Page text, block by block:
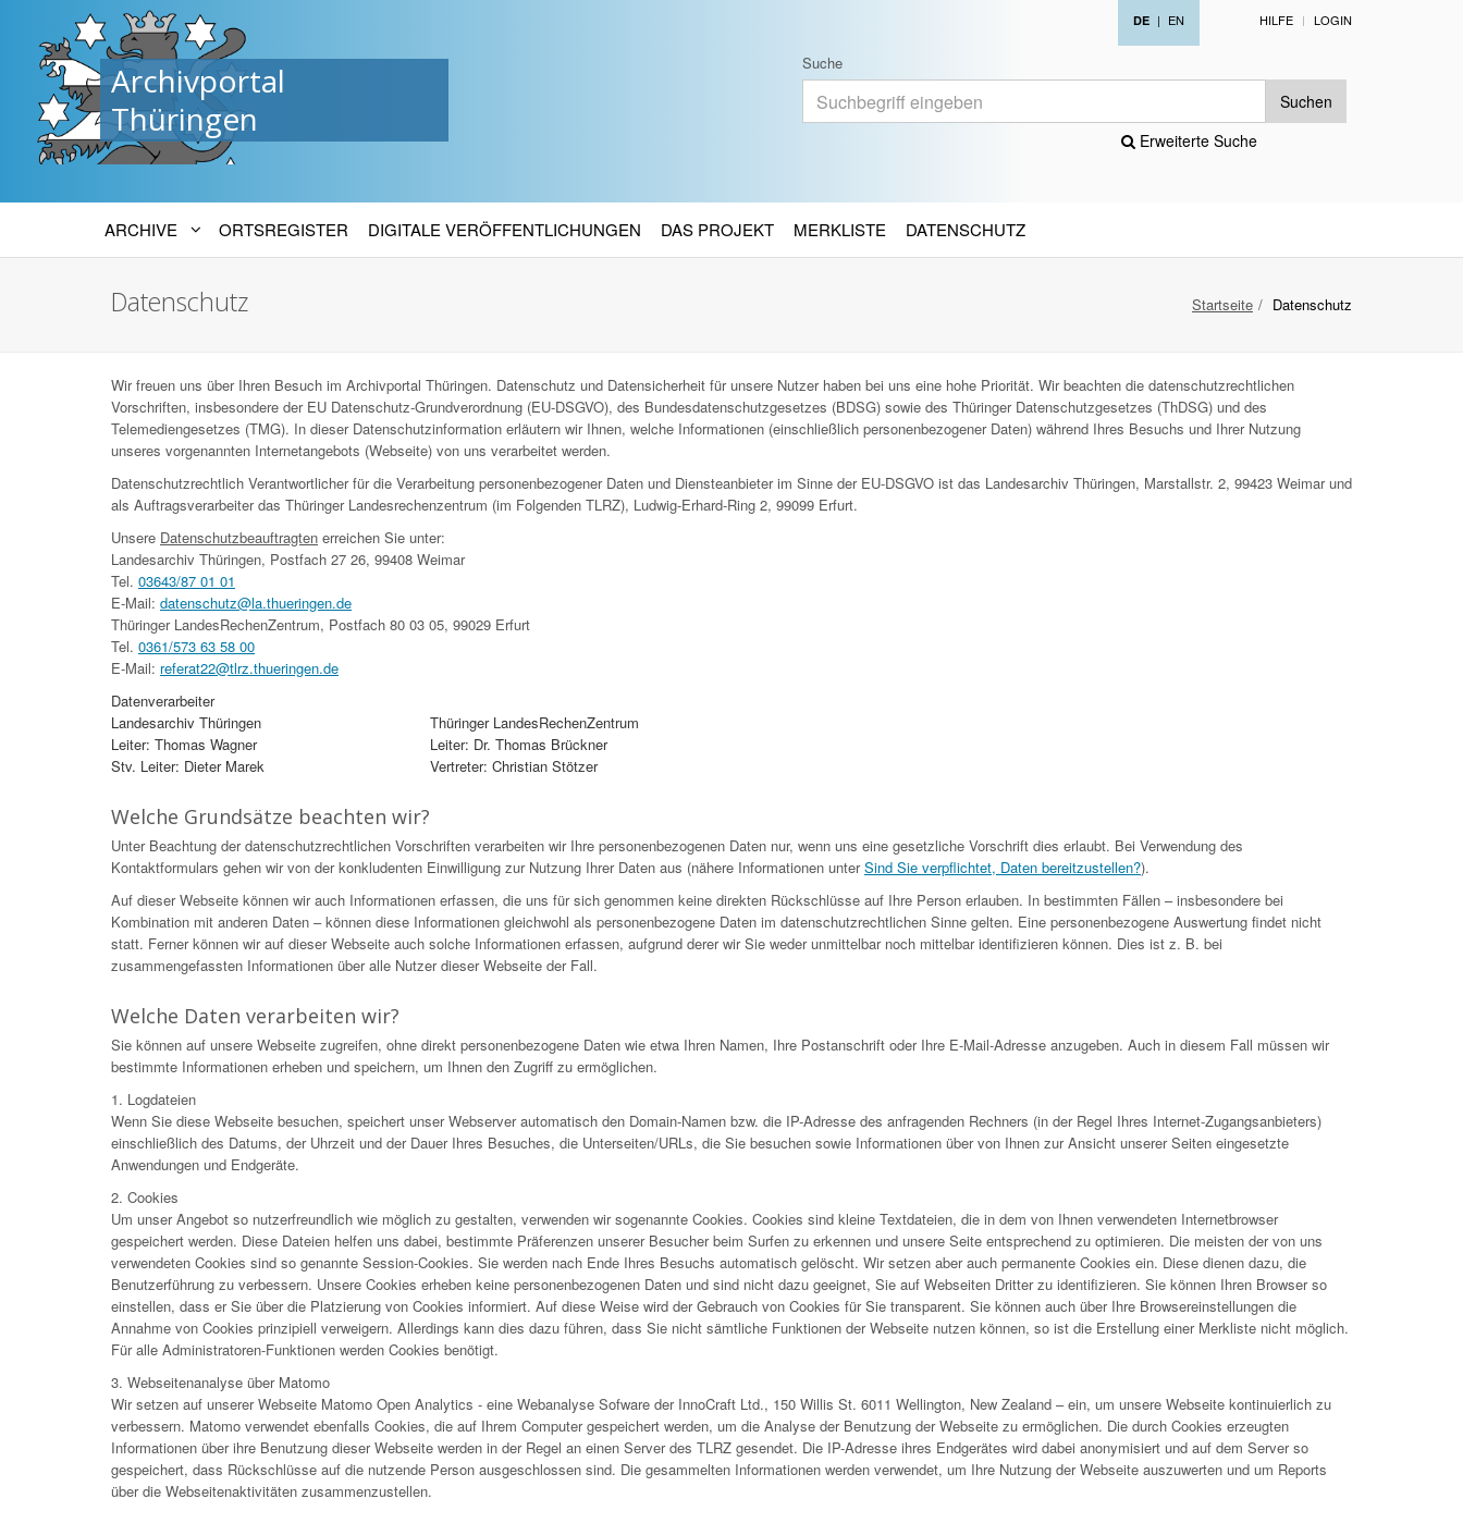
Archivportal
Thüringen
DE | EN HILFE LOGIN
Suche
Suchen
Erweiterte Suche
ARCHIVE ORTSREGISTER DIGITALE VERÖFFENTLICHUNGEN DAS PROJEKT MERKLISTE DATENSCHUTZ
Startseite Datenschutz
Datenschutz
Wir freuen uns über Ihren Besuch im Archivportal Thüringen. Datenschutz und Datensicherheit für unsere Nutzer haben bei uns eine hohe Priorität. Wir beachten die datenschutzrechtlichen
Vorschriften, insbesondere der EU Datenschutz-Grundverordnung (EU-DSGVO), des Bundesdatenschutzgesetzes (BDSG) sowie des Thüringer Datenschutzgesetzes (ThDSG) und des
Telemediengesetzes (TMG). In dieser Datenschutzinformation erläutern wir Ihnen, welche Informationen (einschließlich personenbezogener Daten) während Ihres Besuchs und Ihrer Nutzung
unseres vorgenannten Internetangebots (Webseite) von uns verarbeitet werden.
Datenschutzrechtlich Verantwortlicher für die Verarbeitung personenbezogener Daten und Diensteanbieter im Sinne der EU-DSGVO ist das Landesarchiv Thüringen, Marstallstr. 2, 99423 Weimar und
als Auftragsverarbeiter das Thüringer Landesrechenzentrum (im Folgenden TLRZ), Ludwig-Erhard-Ring 2, 99099 Erfurt.
Unsere Datenschutzbeauftragten erreichen Sie unter:
Landesarchiv Thüringen, Postfach 27 26, 99408 Weimar
Tel. 03643/87 01 01
E-Mail: datenschutz@la.thueringen.de
Thüringer LandesRechenZentrum, Postfach 80 03 05, 99029 Erfurt
Tel. 0361/573 63 58 00
E-Mail: referat22@tlrz.thueringen.de
Datenverarbeiter
Landesarchiv Thüringen
Leiter: Thomas Wagner
Stv. Leiter: Dieter Marek
Thüringer LandesRechenZentrum
Leiter: Dr. Thomas Brückner
Vertreter: Christian Stötzer
Welche Grundsätze beachten wir?
Unter Beachtung der datenschutzrechtlichen Vorschriften verarbeiten wir Ihre personenbezogenen Daten nur, wenn uns eine gesetzliche Vorschrift dies erlaubt. Bei Verwendung des
Kontaktformulars gehen wir von der konkludenten Einwilligung zur Nutzung Ihrer Daten aus (nähere Informationen unterSind Sie verpflichtet, Daten bereitzustellen?).
Auf dieser Webseite können wir auch Informationen erfassen, die uns für sich genommen keine direkten Rückschlüsse auf Ihre Person erlauben. In bestimmten Fällen – insbesondere bei
Kombination mit anderen Daten – können diese Informationen gleichwohl als personenbezogene Daten im datenschutzrechtlichen Sinne gelten. Eine personenbezogene Auswertung findet nicht
statt. Ferner können wir auf dieser Webseite auch solche Informationen erfassen, aufgrund derer wir Sie weder unmittelbar noch mittelbar identifizieren können. Dies ist z. B. bei
zusammengefassten Informationen über alle Nutzer dieser Webseite der Fall.
Welche Daten verarbeiten wir?
Sie können auf unsere Webseite zugreifen, ohne direkt personenbezogene Daten wie etwa Ihren Namen, Ihre Postanschrift oder Ihre E-Mail-Adresse anzugeben. Auch in diesem Fall müssen wir
bestimmte Informationen erheben und speichern, um Ihnen den Zugriff zu ermöglichen.
1. Logdateien
Wenn Sie diese Webseite besuchen, speichert unser Webserver automatisch den Domain-Namen bzw. die IP-Adresse des anfragenden Rechners (in der Regel Ihres Internet-Zugangsanbieters)
einschließlich des Datums, der Uhrzeit und der Dauer Ihres Besuches, die Unterseiten/URLs, die Sie besuchen sowie Informationen über von Ihnen zur Ansicht unserer Seiten eingesetzte
Anwendungen und Endgeräte.
2. Cookies
Um unser Angebot so nutzerfreundlich wie möglich zu gestalten, verwenden wir sogenannte Cookies. Cookies sind kleine Textdateien, die in dem von Ihnen verwendeten Internetbrowser
gespeichert werden. Diese Dateien helfen uns dabei, bestimmte Präferenzen unserer Besucher beim Surfen zu erkennen und unsere Seite entsprechend zu optimieren. Die meisten der von uns
verwendeten Cookies sind so genannte Session-Cookies. Sie werden nach Ende Ihres Besuchs automatisch gelöscht. Wir setzen aber auch permanente Cookies ein. Diese dienen dazu, die
Benutzerführung zu verbessern. Unsere Cookies erheben keine personenbezogenen Daten und sind nicht dazu geeignet, Sie auf Webseiten Dritter zu identifizieren. Sie können Ihren Browser so
einstellen, dass er Sie über die Platzierung von Cookies informiert. Auf diese Weise wird der Gebrauch von Cookies für Sie transparent. Sie können auch über Ihre Browsereinstellungen die
Annahme von Cookies prinzipiell verweigern. Allerdings kann dies dazu führen, dass Sie nicht sämtliche Funktionen der Webseite nutzen können, so ist die Erstellung einer Merkliste nicht möglich.
Für alle Administratoren-Funktionen werden Cookies benötigt.
3. Webseitenanalyse über Matomo
Wir setzen auf unserer Webseite Matomo Open Analytics - eine Webanalyse Sofware der InnoCraft Ltd., 150 Willis St. 6011 Wellington, New Zealand – ein, um unsere Webseite kontinuierlich zu
verbessern. Matomo verwendet ebenfalls Cookies, die auf Ihrem Computer gespeichert werden, um die Analyse der Benutzung der Webseite zu ermöglichen. Die durch Cookies erzeugten
Informationen über ihre Benutzung dieser Webseite werden in der Regel an einen Server des TLRZ gesendet. Die IP-Adresse ihres Endgerätes wird dabei anonymisiert und auf dem Server so
gespeichert, dass Rückschlüsse auf die nutzende Person ausgeschlossen sind. Die gesammelten Informationen werden verwendet, um Ihre Nutzung der Webseite auszuwerten und um Reports
über die Webseitenaktivitäten zusammenzustellen.